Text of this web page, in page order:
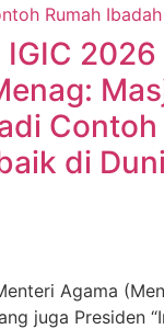
Contoh
di
Agama
juga Presiden